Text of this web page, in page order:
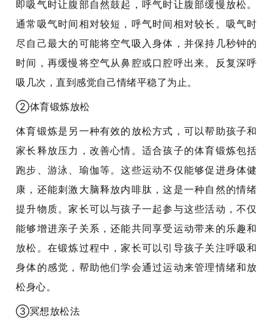
即吸气时让腹部自然鼓起，呼气时让腹部缓慢放松。
通常吸气时间相对较短，呼气时间相对较长。吸气时
尽自己最大的可能将空气吸入身体，并保持几秒钟的
时间，再缓慢将空气从鼻腔或口腔呼出来。反复深呼
吸几次，直到感觉自己情绪平稳了为止。
②体育锻炼放松
体育锻炼是另一种有效的放松方式，可以帮助孩子和
家长释放压力，改善心情。适合孩子的体育锻炼包括
跑步、游泳、瑜伽等。这些运动不仅能够促进身体健
康，还能刺激大脑释放内啡肽，这是一种自然的情绪
提升物质。家长可以与孩子一起参与这些活动，不仅
能够增进亲子关系，还能共同享受运动带来的乐趣和
放松。在锻炼过程中，家长可以引导孩子关注呼吸和
身体的感觉，帮助他们学会通过运动来管理情绪和放
松身心。
③冥想放松法